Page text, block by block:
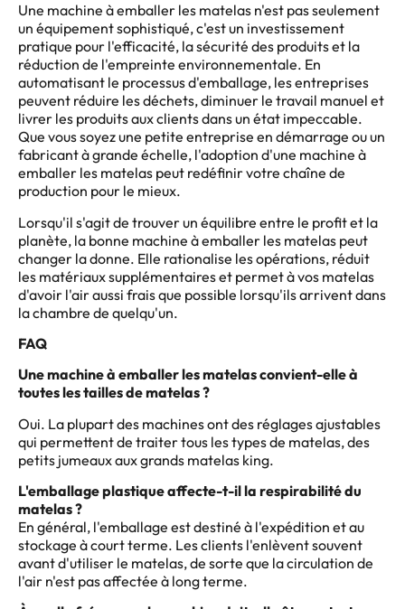
Une machine à emballer les matelas n'est pas seulement
un équipement sophistiqué, c'est un investissement
pratique pour l'efficacité, la sécurité des produits et la
réduction de l'empreinte environnementale. En
automatisant le processus d'emballage, les entreprises
peuvent réduire les déchets, diminuer le travail manuel et
livrer les produits aux clients dans un état impeccable.
Que vous soyez une petite entreprise en démarrage ou un
fabricant à grande échelle, l'adoption d'une machine à
emballer les matelas peut redéfinir votre chaîne de
production pour le mieux.
Lorsqu'il s'agit de trouver un équilibre entre le profit et la
planète, la bonne machine à emballer les matelas peut
changer la donne. Elle rationalise les opérations, réduit
les matériaux supplémentaires et permet à vos matelas
d'avoir l'air aussi frais que possible lorsqu'ils arrivent dans
la chambre de quelqu'un.
FAQ
Une machine à emballer les matelas convient-elle à
toutes les tailles de matelas ?
Oui. La plupart des machines ont des réglages ajustables
qui permettent de traiter tous les types de matelas, des
petits jumeaux aux grands matelas king.
L'emballage plastique affecte-t-il la respirabilité du
matelas ?
En général, l'emballage est destiné à l'expédition et au
stockage à court terme. Les clients l'enlèvent souvent
avant d'utiliser le matelas, de sorte que la circulation de
l'air n'est pas affectée à long terme.